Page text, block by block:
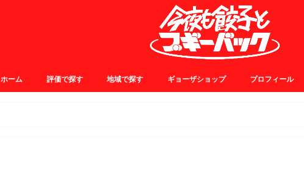
ホーム 評価で探す 地域で探す ギョーザショップ プロフィール